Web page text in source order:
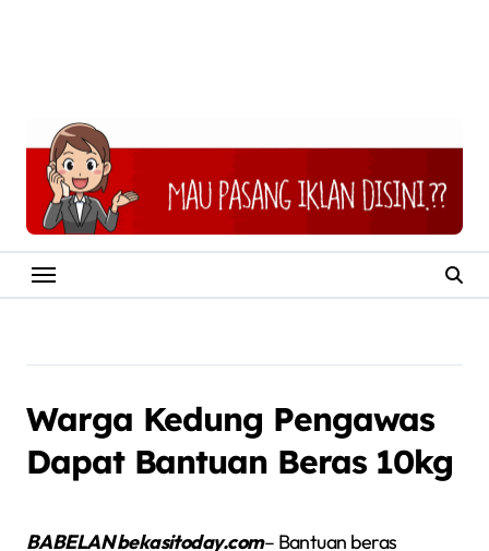
Warga Kedung Pengawas
Dapat Bantuan Beras 10kg
BABELAN bekasitoday.com– Bantuan beras